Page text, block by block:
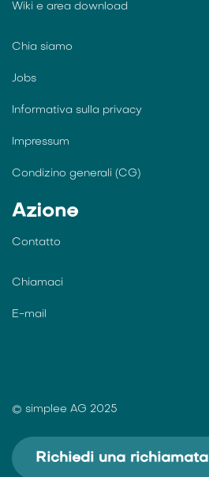
Wiki e area download
Chia siamo
Jobs
Informativa sulla privacy
Impressum
Condizino generali (CG)
Azione
Contatto
Chiamaci
E-mail
© simplee AG 2025
Richiedi una richiamata